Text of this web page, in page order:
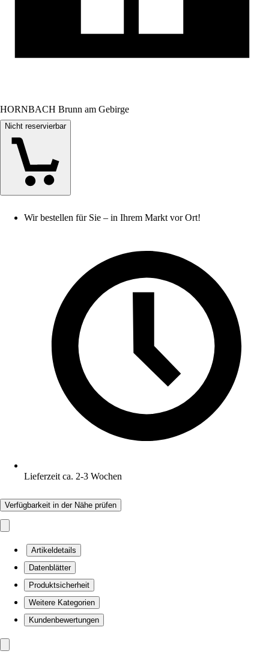
HORNBACH Brunn am Gebirge
Nicht reservierbar
Wir bestellen für Sie – in Ihrem Markt vor Ort!
Lieferzeit ca. 2-3 Wochen
Verfügbarkeit in der Nähe prüfen
Artikeldetails
Datenblätter
Produktsicherheit
Weitere Kategorien
Kundenbewertungen